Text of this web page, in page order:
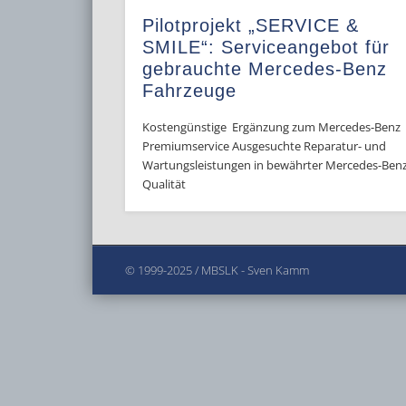
Pilotprojekt „SERVICE &
SMILE“: Serviceangebot für
gebrauchte Mercedes-Benz
Fahrzeuge
Kostengünstige Ergänzung zum Mercedes-Benz
Premiumservice Ausgesuchte Reparatur- und
Wartungsleistungen in bewährter Mercedes-
Qualität
© 1999-2025 / MBSLK - Sven Kamm